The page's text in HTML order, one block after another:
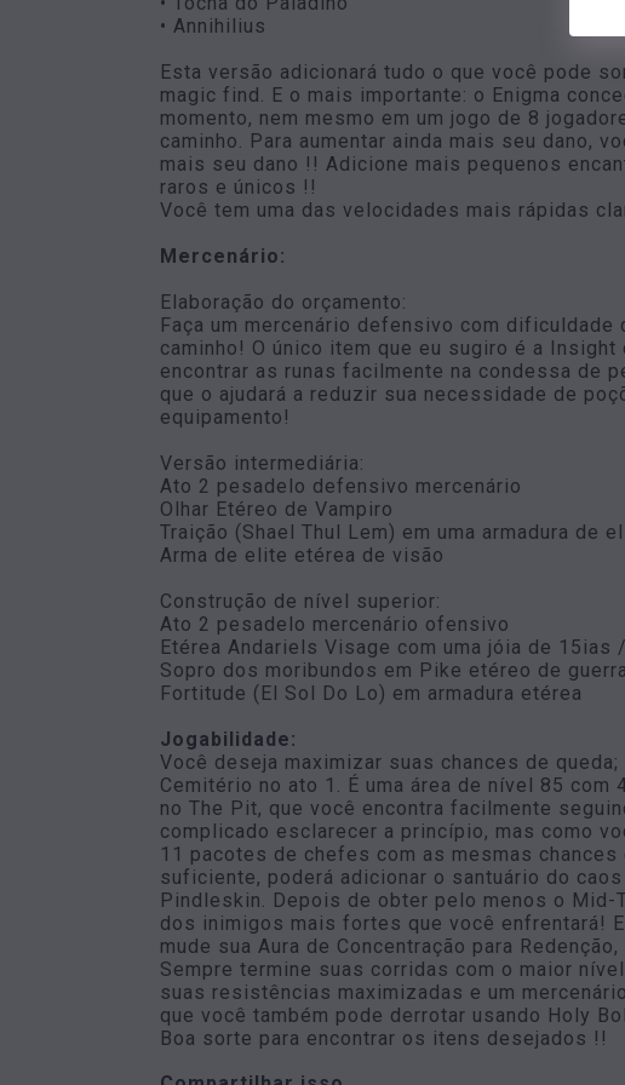
• Annihilius
Esta versão adicionará tudo o que você pode
magic find. E o mais importante: o Enigma
momento, nem mesmo em um jogo de 8
caminho. Para aumentar ainda mais seu dano,
mais seu dano !! Adicione mais pequenos
raros e únicos !!
Você tem uma das velocidades mais rápidas
Mercenário:
Elaboração do orçamento:
Faça um mercenário defensivo com
caminho! O único item que eu sugiro é a
encontrar as runas facilmente na condessa de
que o ajudará a reduzir sua necessidade de
equipamento!
Versão intermediária:
Ato 2 pesadelo defensivo mercenário
Olhar Etéreo de Vampiro
Traição (Shael Thul Lem) em uma armadura de
Arma de elite etérea de visão
Construção de nível superior:
Ato 2 pesadelo mercenário ofensivo
Etérea Andariels Visage com uma jóia de 15ias
Sopro dos moribundos em Pike etéreo de guerra
Fortitude (El Sol Do Lo) em armadura etérea
Jogabilidade:
Você deseja maximizar suas chances de
Cemitério no ato 1. É uma área de nível 85
no The Pit, que você encontra facilmente
complicado esclarecer a princípio, mas como
11 pacotes de chefes com as mesmas
suficiente, poderá adicionar o santuário do
Pindleskin. Depois de obter pelo menos o Mid-
dos inimigos mais fortes que você enfrentará!
mude sua Aura de Concentração para
Sempre termine suas corridas com o maior
suas resistências maximizadas e um
que você também pode derrotar usando Holy
Boa sorte para encontrar os itens desejados !!